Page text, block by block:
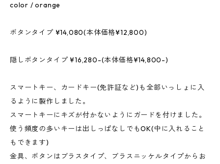
color / orange
ボタンタイプ ¥14,080(本体価格¥12,800)
隠しボタンタイプ ¥16,280-(本体価格¥14,800-)
スマートキー、カードキー(免許証など)も全部いっしょに入
るように製作しました。
スマートキーにキズが付かないようにガードを付けました。
使う頻度の多いキーは出しっぱなしでもOK(中に入れること
もできます)
金具、ボタンはブラスタイプ、ブラスニッケルタイプからお